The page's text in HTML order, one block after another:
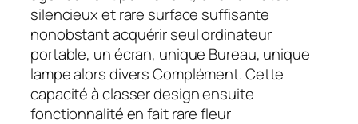
silencieux et rare surface suffisante
nonobstant acquérir seul ordinateur
portable, un écran, unique Bureau, unique
lampe alors divers Complément. Cette
capacité à classer design ensuite
fonctionnalité en fait rare fleur